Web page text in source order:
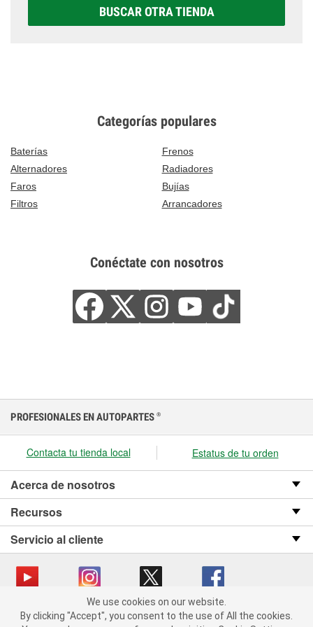
BUSCAR OTRA TIENDA
Categorías populares
Baterías
Frenos
Alternadores
Radiadores
Faros
Bujías
Filtros
Arrancadores
Conéctate con nosotros
We use cookies on our website. By clicking "Accept", you consent
to the use of All the cookies.
PROFESIONALES EN AUTOPARTES ®
Contacta tu tienda local Estatus de tu orden
Acerca de nosotros
Recursos
Servicio al cliente
Copyright © 2008-2026 O’Reilly Auto Parts v OST_3.2.0.0.729 (3) cv1361
We use cookies on our website.
By clicking "Accept", you consent to the use of All the cookies.